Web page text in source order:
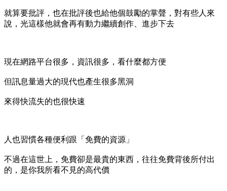
就算要批評，也在批評後也給他個鼓勵的掌聲，對有些人來
說，光這樣他就會再有動力繼續創作、進步下去
現在網路平台很多，資訊很多，看什麼都方便
但訊息量過大的現代也產生很多黑洞
來得快流失的也很快速
人也習慣各種便利跟「免費的資源」
不過在這世上，免費卻是最貴的東西，往往免費背後所付出
的，是你我所看不見的高代價